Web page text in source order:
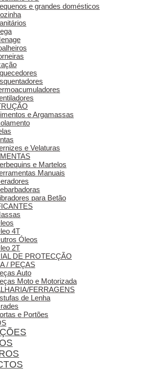
e grandes domésticos
e Argamassas
e Velaturas
e Martelos
Manuais
para Betão
4T
Óleos
2T
DE PROTECÇÃO
/ PEÇAS
Auto
Moto e Motorizada
FERRAGENS
de Lenha
e Portões